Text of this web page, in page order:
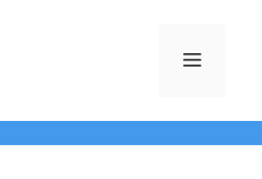
Menu